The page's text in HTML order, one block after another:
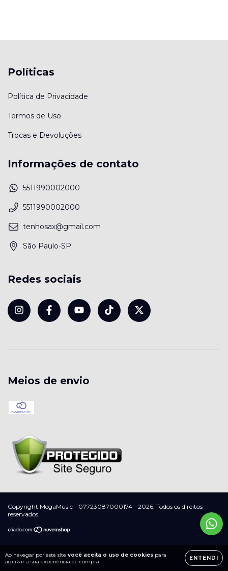
Ao navegar por este site você aceita o uso de cookies para
agilizar a sua experiência de compra.
ENTENDI
Políticas
Política de Privacidade
Termos de Uso
Trocas e Devoluções
Informações de contato
5511990002000
5511990002000
tenhosax@gmail.com
São Paulo-SP
Redes sociais
Meios de envio
Copyright MegaMusic - 07723087000174 - 2026. Todos os direitos
reservados.